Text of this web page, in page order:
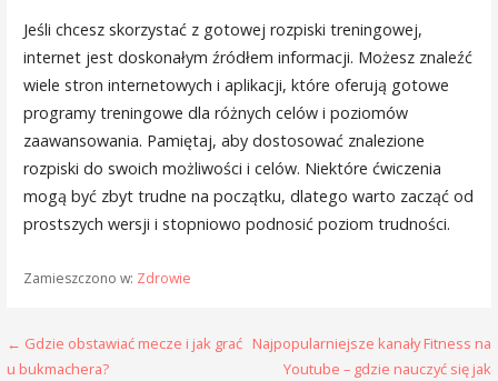
Jeśli chcesz skorzystać z gotowej rozpiski treningowej,
internet jest doskonałym źródłem informacji. Możesz znaleźć
wiele stron internetowych i aplikacji, które oferują gotowe
programy treningowe dla różnych celów i poziomów
zaawansowania. Pamiętaj, aby dostosować znalezione
rozpiski do swoich możliwości i celów. Niektóre ćwiczenia
mogą być zbyt trudne na początku, dlatego warto zacząć od
prostszych wersji i stopniowo podnosić poziom trudności.
Zamieszczono w: Zdrowie
Nawigacja
← Gdzie obstawiać mecze i jak grać
u bukmachera?
Najpopularniejsze kanały Fitness na
Youtube – gdzie nauczyć się jak